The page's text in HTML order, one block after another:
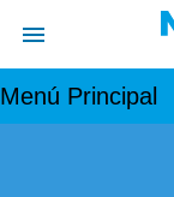
Menú Principal